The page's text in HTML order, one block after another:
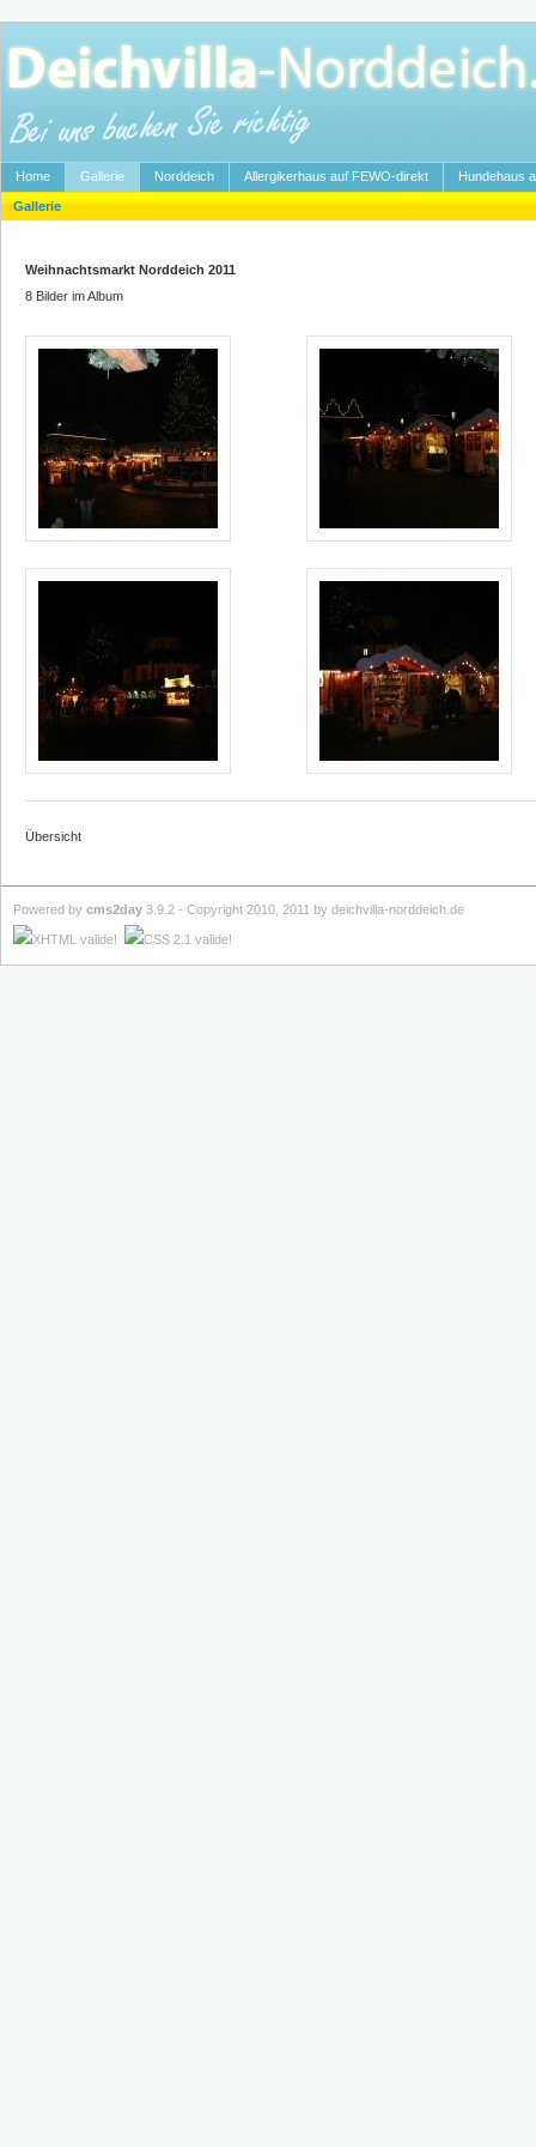
Home Gallerie Norddeich Allergikerhaus auf FEWO-direkt Hundehaus
Gallerie
Weihnachtsmarkt Norddeich 2011
8 Bilder im Album
Übersicht
Powered by cms2day 3.9.2 - Copyright 2010, 2011 by deichvilla-norddeich.de